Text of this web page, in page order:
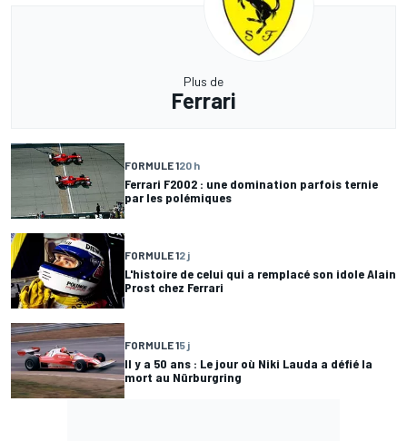
Plus de
Ferrari
FORMULE 120 h
Ferrari F2002 : une domination parfois ternie
par les polémiques
FORMULE 12 j
L'histoire de celui qui a remplacé son idole Alain
Prost chez Ferrari
FORMULE 15 j
Il y a 50 ans : Le jour où Niki Lauda a défié la
mort au Nürburgring